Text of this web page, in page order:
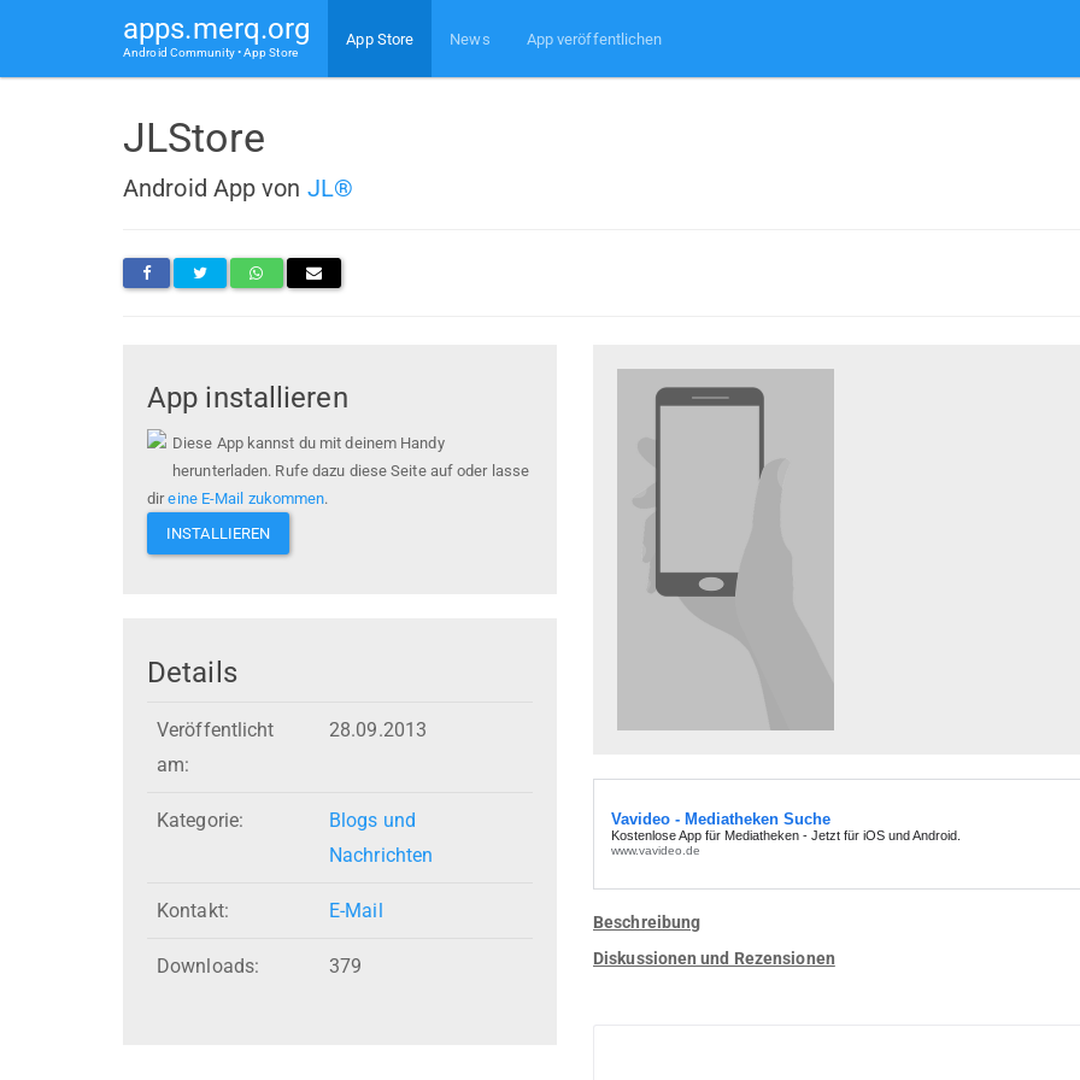
apps.merq.org
Android Community • App Store
App Store News App veröffentlichen
JLStore
Android App von JL®
App installieren
Diese App kannst du mit deinem Handy
herunterladen. Rufe dazu diese Seite auf oder lasse
direine E-Mail zukommen.
INSTALLIEREN
Details
Veröffentlicht
am:
28.09.2013
Kategorie:
Blogs und
Nachrichten
Kontakt: E-Mail
Downloads: 379
Beschreibung
Diskussionen und Rezensionen